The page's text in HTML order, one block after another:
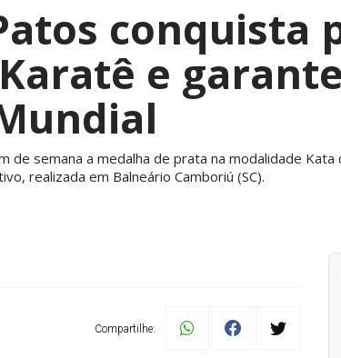
conquista
e
de semana a medalha de prata na modalidade
realizada em Balneário Camboriú (SC).
Compartilhe: